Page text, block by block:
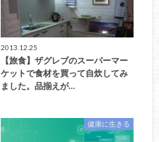
2013.12.25
【旅食】ザグレブのスーパーマー
ケットで食材を買って自炊してみ
ました。品揃えが…
健康に生きる